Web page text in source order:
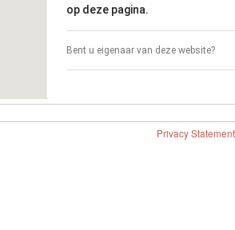
op deze pagina.
Bent u eigenaar van deze website?
Privacy Statement